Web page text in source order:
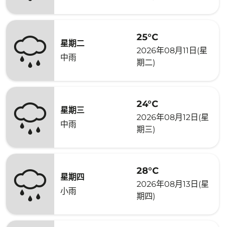
星期二
中雨
25°C
2026年08月11日(星
期二)
星期三
中雨
24°C
2026年08月12日(星
期三)
星期四
小雨
28°C
2026年08月13日(星
期四)